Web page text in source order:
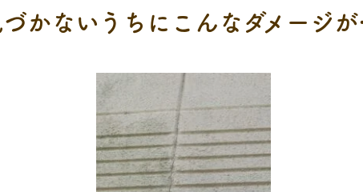
かないうちにこんなダメージ